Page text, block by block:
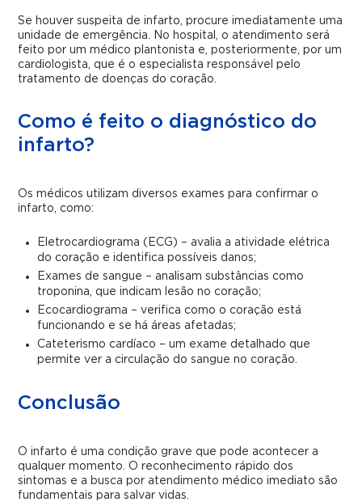
Se houver suspeita de infarto, procure imediatamente uma
unidade de emergência. No hospital, o atendimento será
feito por um médico plantonista e, posteriormente, por um
cardiologista, que é o especialista responsável pelo
tratamento de doenças do coração.
Como é feito o diagnóstico do
infarto?
Os médicos utilizam diversos exames para confirmar o
infarto, como:
Eletrocardiograma (ECG) – avalia a atividade elétrica
do coração e identifica possíveis danos;
Exames de sangue – analisam substâncias como
troponina, que indicam lesão no coração;
Ecocardiograma – verifica como o coração está
funcionando e se há áreas afetadas;
Cateterismo cardíaco – um exame detalhado que
permite ver a circulação do sangue no coração.
Conclusão
O infarto é uma condição grave que pode acontecer a
qualquer momento. O reconhecimento rápido dos
sintomas e a busca por atendimento médico imediato são
fundamentais para salvar vidas.